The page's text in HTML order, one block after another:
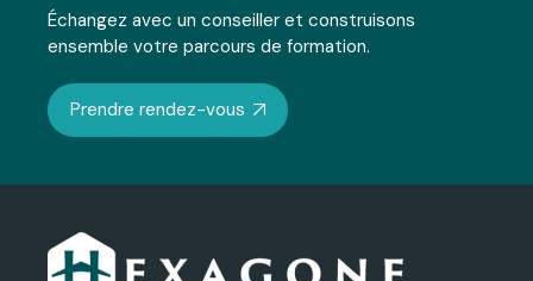
Échangez avec un conseiller et construisons
ensemble votre parcours de formation.
Prendre rendez-vous